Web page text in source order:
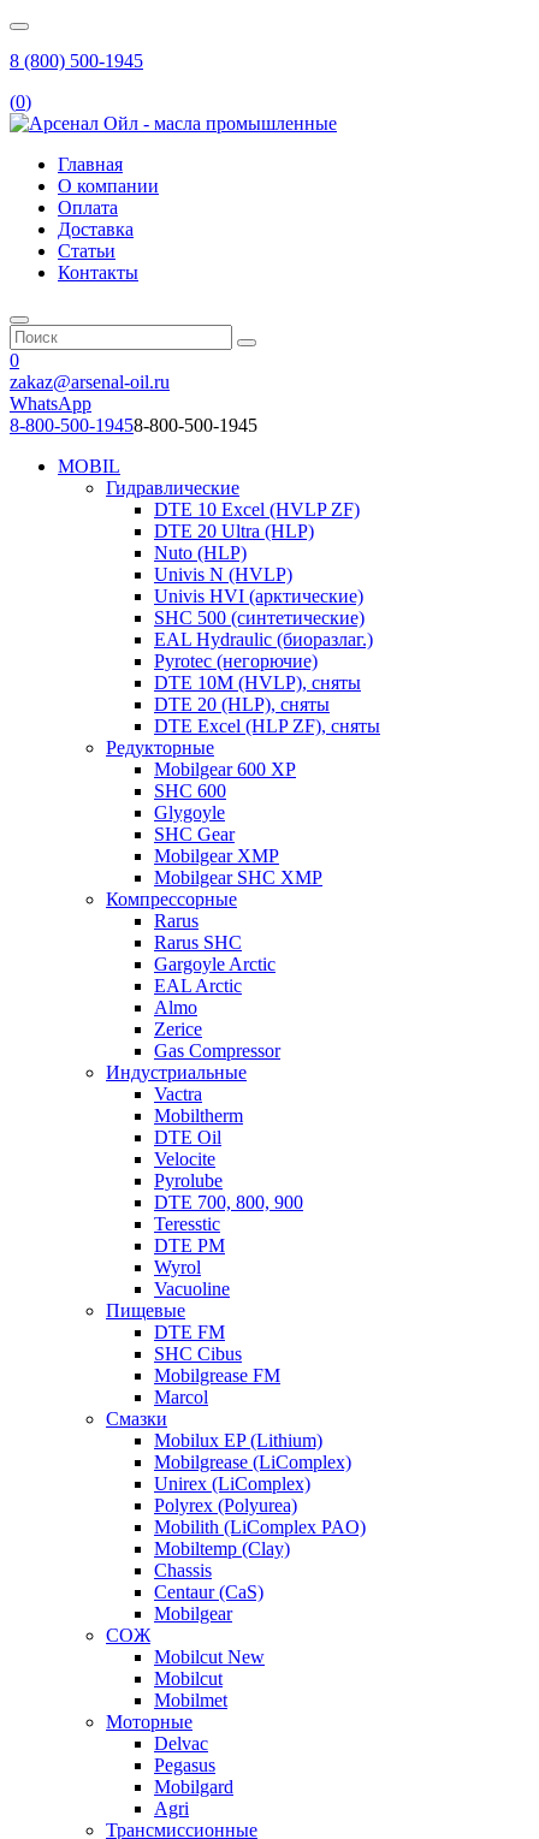
8 (800) 500-1945
(0)
Главная
О компании
Оплата
Доставка
Статьи
Контакты
0
zakaz@arsenal-oil.ru
WhatsApp
8-800-500-19458-800-500-1945
MOBIL
Гидравлические
DTE 10 Excel (HVLP ZF)
DTE 20 Ultra (HLP)
Nuto (HLP)
Univis N (HVLP)
Univis HVI (арктические)
SHC 500 (синтетические)
EAL Hydraulic (биоразлаг.)
Pyrotec (негорючие)
DTE 10M (HVLP), сняты
DTE 20 (HLP), сняты
DTE Excel (HLP ZF), сняты
Редукторные
Mobilgear 600 XP
SHC 600
Glygoyle
SHC Gear
Mobilgear XMP
Mobilgear SHC XMP
Компрессорные
Rarus
Rarus SHC
Gargoyle Arctic
EAL Arctic
Almo
Zerice
Gas Compressor
Индустриальные
Vactra
Mobiltherm
DTE Oil
Velocite
Pyrolube
DTE 700, 800, 900
Teresstic
DTE PM
Wyrol
Vacuoline
Пищевые
DTE FM
SHC Cibus
Mobilgrease FM
Marcol
Смазки
Mobilux EP (Lithium)
Mobilgrease (LiComplex)
Unirex (LiComplex)
Polyrex (Polyurea)
Mobilith (LiComplex PAO)
Mobiltemp (Clay)
Chassis
Centaur (CaS)
Mobilgear
СОЖ
Mobilcut New
Mobilcut
Mobilmet
Моторные
Delvac
Pegasus
Mobilgard
Agri
Трансмиссионные